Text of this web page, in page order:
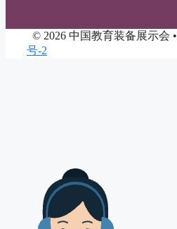
© 2026 中国教育装备展示会 •
号-2